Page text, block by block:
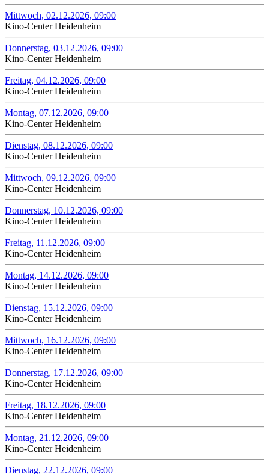
Mittwoch, 02.12.2026, 09:00
Kino-Center Heidenheim
Donnerstag, 03.12.2026, 09:00
Kino-Center Heidenheim
Freitag, 04.12.2026, 09:00
Kino-Center Heidenheim
Montag, 07.12.2026, 09:00
Kino-Center Heidenheim
Dienstag, 08.12.2026, 09:00
Kino-Center Heidenheim
Mittwoch, 09.12.2026, 09:00
Kino-Center Heidenheim
Donnerstag, 10.12.2026, 09:00
Kino-Center Heidenheim
Freitag, 11.12.2026, 09:00
Kino-Center Heidenheim
Montag, 14.12.2026, 09:00
Kino-Center Heidenheim
Dienstag, 15.12.2026, 09:00
Kino-Center Heidenheim
Mittwoch, 16.12.2026, 09:00
Kino-Center Heidenheim
Donnerstag, 17.12.2026, 09:00
Kino-Center Heidenheim
Freitag, 18.12.2026, 09:00
Kino-Center Heidenheim
Montag, 21.12.2026, 09:00
Kino-Center Heidenheim
Dienstag, 22.12.2026, 09:00